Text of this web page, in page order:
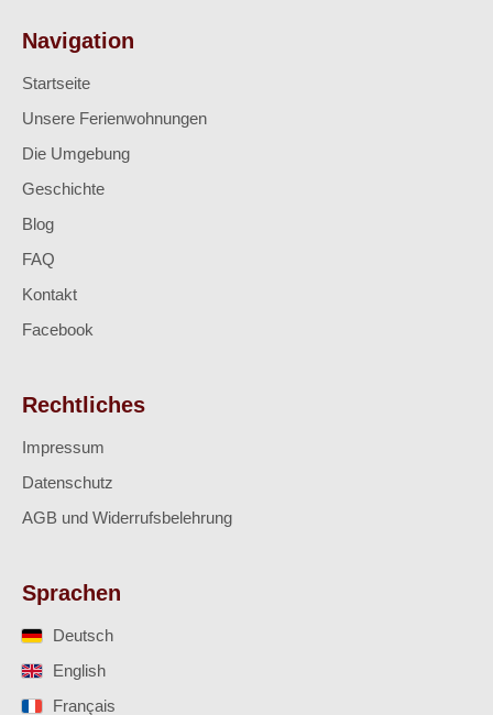
Navigation
Startseite
Unsere Ferienwohnungen
Die Umgebung
Geschichte
Blog
FAQ
Kontakt
Facebook
Rechtliches
Impressum
Datenschutz
AGB und Widerrufsbelehrung
Sprachen
Deutsch
English
Français